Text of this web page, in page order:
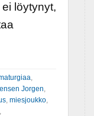
löytynyt,
Jorgen
, miesjoukko,